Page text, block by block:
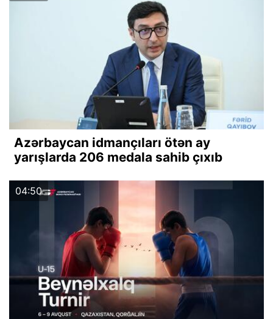
Azərbaycan idmançıları ötən ay
yarışlarda 206 medala sahib çıxıb
04:50